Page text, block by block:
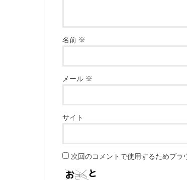
名前 ※
メール ※
サイト
次回のコメントで使用するためブラ